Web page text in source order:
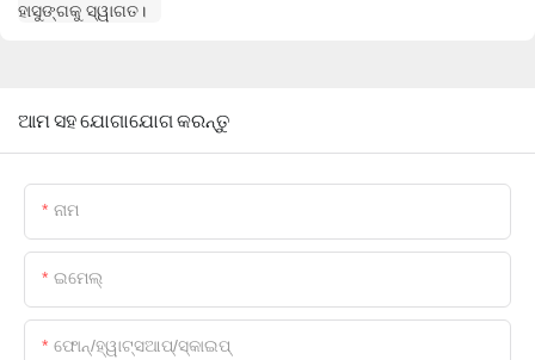
ଆମ ସହ ଯୋଗାଯୋଗ କରନ୍ତୁ
ନାମ
ଇମେଲ୍
ଫୋନ୍/ହ୍ୱାଟ୍ସଆପ୍/ସ୍କାଇପ୍